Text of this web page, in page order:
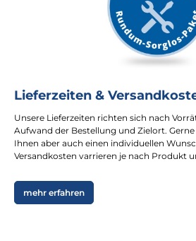
Lieferzeiten &
Unsere Lieferzeiten richten sich nach
Aufwand der Bestellung und Zielort.
Ihnen aber auch einen individuellen
Versandkosten varrieren je nach Produkt
mehr erfahren